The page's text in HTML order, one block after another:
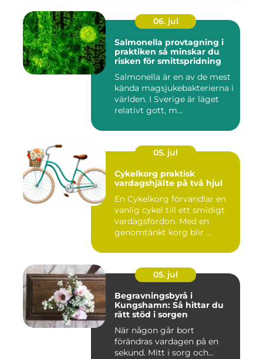
06. jul
Salmonella provtagning i
praktiken så minskar du
risken för smittspridning
Salmonella är en av de mest
kända magsjukebakterierna i
världen. I Sverige är läget
relativt gott, m...
05. jul
Cykelkorg praktisk
vardagshjälte på två hjul
En Cykelkorg förvandlar en
vanlig cykel till ett smidigt
vardagsfordon. Med en
genomtänkt korg blir ...
05. jul
Begravningsbyrå i
Kungshamn: Så hittar du
rätt stöd i sorgen
När någon går bort
förändras vardagen på en
sekund. Mitt i sorg och...